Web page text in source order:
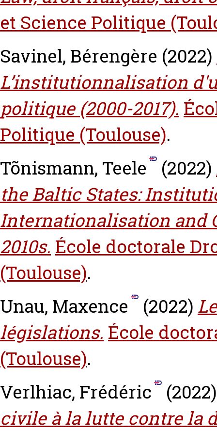
et Science Politique
Savinel, Bérengère (2022)
L’institutionnalisation
politique (2000-2017).
Politique (Toulouse).
Tõnismann, Teele
(2022)
the Baltic States:
Internationalisation and
2010s. École doctorale
(Toulouse).
Unau, Maxence
(2022)
législations. École
(Toulouse).
Verlhiac, Frédéric
civile à la lutte contre la